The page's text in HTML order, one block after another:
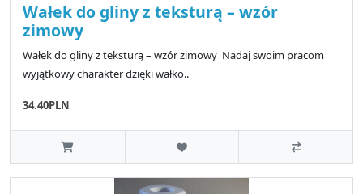
Wałek do gliny z teksturą – wzór
zimowy
Wałek do gliny z teksturą – wzór zimowy Nadaj swoim pracom
wyjątkowy charakter dzięki wałko..
34.40PLN